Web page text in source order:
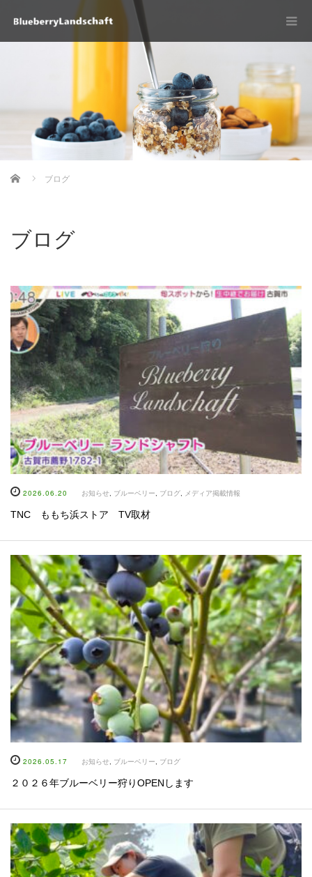
Home ブログ
ブログ
2026.06.20 お知らせ ブルーベリー ブログ メディア掲載情報
TNC ももち浜ストア TV取材
2026.05.17 お知らせ, ブルーベリー, ブログ
２０２６年ブルーベリー狩りOPENします